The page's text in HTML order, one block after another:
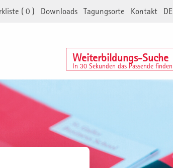
DE
Kontakt
Tagungsorte
Downloads
(0 )
Weiterbildungs-Suche
In 30 Sekunden das Passende finden